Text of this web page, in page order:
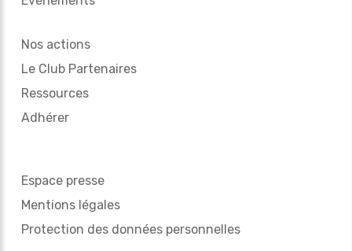
Nos actions
Le Club Partenaires
Ressources
Adhérer
Espace presse
Mentions légales
Protection des données personnelles